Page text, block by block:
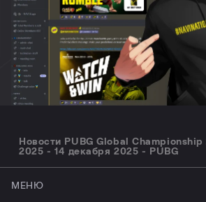
Новости PUBG Global
2025 - 14 декабря 2025 - PUBG
МЕНЮ